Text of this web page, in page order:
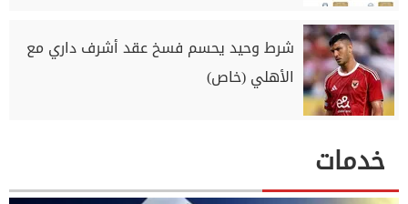
شرط وحيد يحسم فسخ عقد أشرف داري مع
الأهلي (خاص)
خدمات